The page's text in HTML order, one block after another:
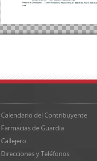
Calendario del Contribuyente
Farmacias de Guardia
Callejero
Direcciones y Teléfonos